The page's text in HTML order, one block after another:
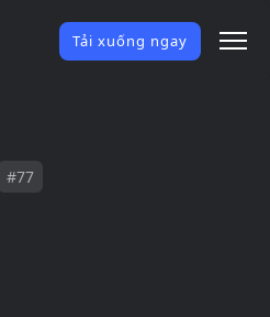
Tải xuống ngay
#77